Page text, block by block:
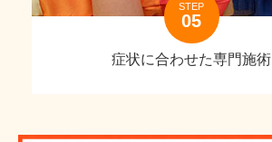
STEP
症状に合わせた専門施術